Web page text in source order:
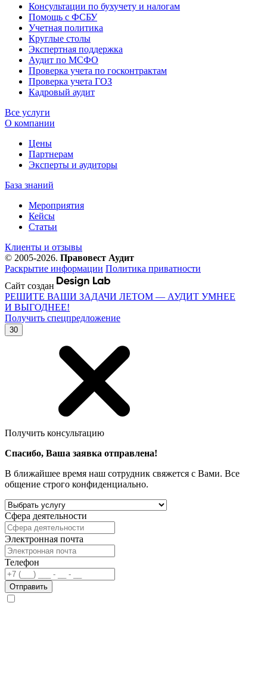
Консультации по бухучету и налогам
Помощь с ФСБУ
Учетная политика
Круглые столы
Экспертная поддержка
Аудит по МСФО
Проверка учета по госконтрактам
Проверка учета ГОЗ
Кадровый аудит
Все услуги
О компании
Цены
Партнерам
Эксперты и аудиторы
База знаний
Мероприятия
Кейсы
Статьи
Клиенты и отзывы
© 2005-2026. Правовест Аудит
Раскрытие информации Политика приватности
Сайт создан
РЕШИТЕ ВАШИ ЗАДАЧИ ЛЕТОМ — АУДИТ УМНЕЕ
И ВЫГОДНЕЕ!
Получить спецпредложение
30
Получить консультацию
Спасибо, Ваша заявка отправлена!
В ближайшее время наш сотрудник свяжется с Вами. Все
общение строго конфиденциально.
Сфера деятельности
Электронная почта
Телефон
Отправить